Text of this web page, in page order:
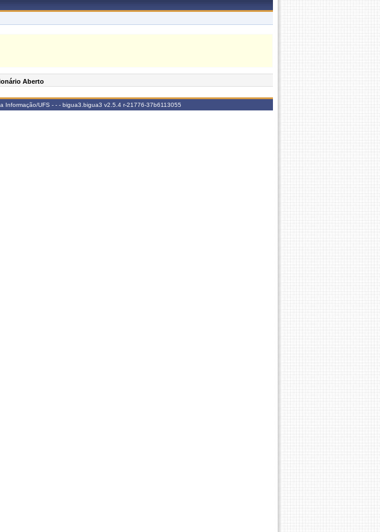
Aberto
Informação/UFS - - - bigua3.bigua3 v2.5.4 r-21776-37b6113055